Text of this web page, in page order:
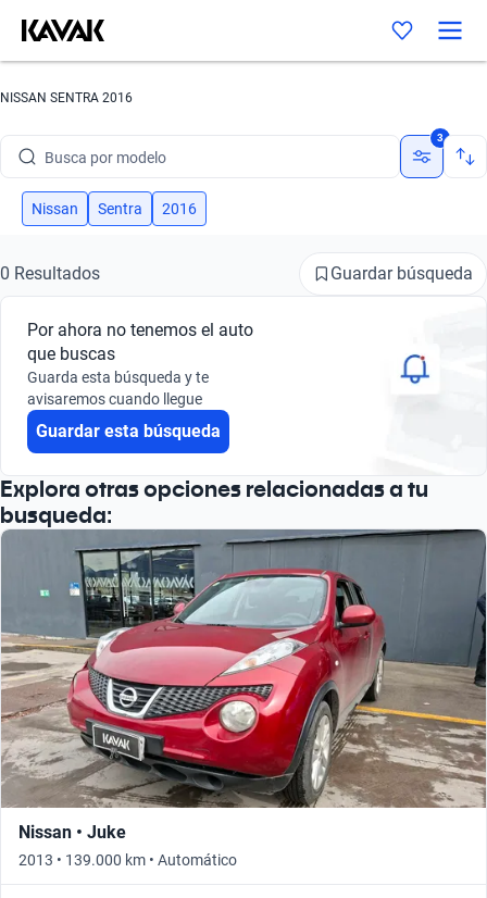
NISSAN SENTRA 2016
Busca por modelo
Busca por versión
Busca por marca
Busca por modelo
Busca por versión
3
Nissan Sentra 2016
0 Resultados Guardar búsqueda
Por ahora no tenemos el auto
que buscas
Guarda esta búsqueda y te
avisaremos cuando llegue
Guardar esta búsqueda
Explora otras opciones relacionadas a tu
busqueda:
Nissan • Juke
2013 • 139.000 km • Automático